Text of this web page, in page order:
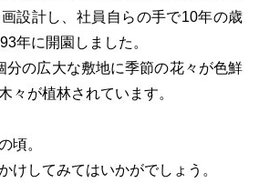
設計し、社員自らの手で10年の歳
年に開園しました。
分の広大な敷地に季節の花々が色鮮
々が植林されています。
頃。
けしてみてはいかがでしょう。